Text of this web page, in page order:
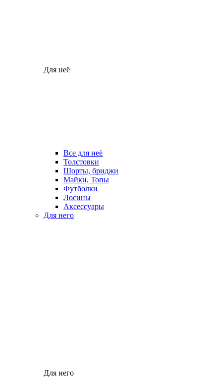
Для неё
Все для неё
Толстовки
Шорты, бриджи
Майки, Топы
Футболки
Лосины
Аксессуары
Для него
Для него